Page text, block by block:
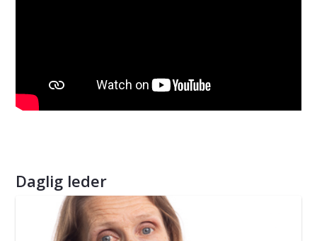
Daglig leder